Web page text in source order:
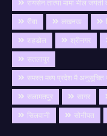
रायसेन तात्या मामा भील
रीवा
लखनऊ
शहडोल
श्रीनगर
सतलापुर
समस्त मध्य प्रदेश मै अनुसूचित
सलामतपुर
सागर
सिलवानी
सोनीपत